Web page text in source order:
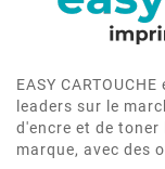
EASY
leaders sur le
d'encre et de
marque, avec des